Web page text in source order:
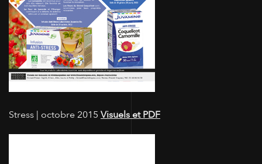
Stress | octobre 2015 Visuels et PDF